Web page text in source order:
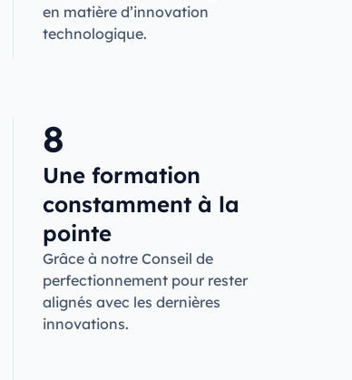
en matière d’innovation
technologique.
8
Une formation
constamment à la
pointe
Grâce à notre Conseil de
perfectionnement pour rester
alignés avec les dernières
innovations.